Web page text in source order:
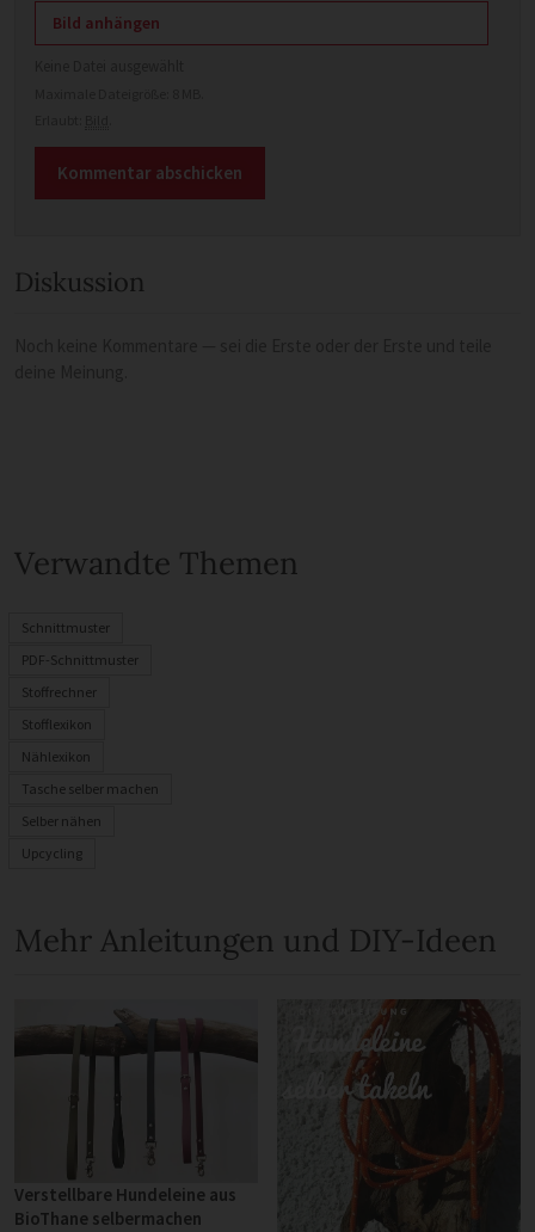
Bild anhängen
Diskussion
Verwandte Themen
Schnittmuster
PDF-Schnittmuster
Stoffrechner
Stofflexikon
Nählexikon
Tasche selber machen
Selber nähen
Upcycling
Mehr Anleitungen und DIY-Ideen
Verstellbare Hundeleine aus
BioThane selbermachen